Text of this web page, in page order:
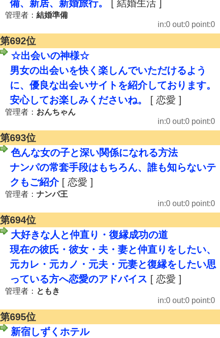
備、新居、新婚旅行。 [ 結婚生活 ]
管理者： 結婚準備
in:0 out:0 point:0
第692位
☆出会いの神様☆
男女の出会いを快く楽しんでいただけるよう
に、優良な出会いサイトを紹介しております。
安心してお楽しみくださいね。
[ 恋愛 ]
管理者： おんちゃん
in:0 out:0 point:0
第693位
色んな女の子と深い関係になれる方法
ナンパの常套手段はもちろん、誰も知らないテ
クもご紹介[ 恋愛 ]
管理者： ナンパ王
in:0 out:0 point:0
第694位
大好きな人と仲直り・復縁成功の道
現在の彼氏・彼女・夫・妻と仲直りをしたい、
元カレ・元カノ・元夫・元妻と復縁をしたい思
っている方へ恋愛のアドバイス [ 恋愛 ]
管理者： ともき
in:0 out:0 point:0
第695位
新宿しずくホテル